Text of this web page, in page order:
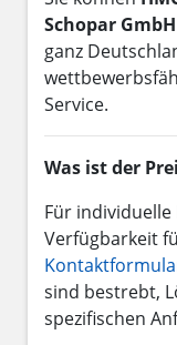
Schopar GmbH
ganz
Service.
Was ist der
Für
Verfügbarkeit
sind bestrebt,
spezifischen